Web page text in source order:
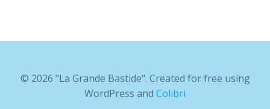
© 2026 "La Grande Bastide". Created for free using
WordPress and Colibri